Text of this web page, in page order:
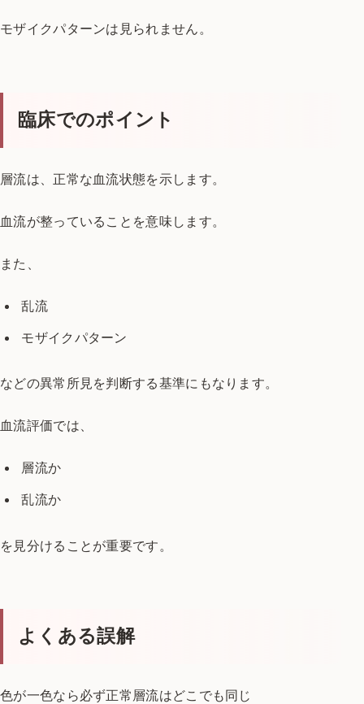
モザイクパターンは見られません。
臨床でのポイント
層流は、 正常な血流状態を示します。
血流が整っていることを意味します。
また、
乱流
モザイクパターン
などの異常所見を判断する基準にもなります。
血流評価では、
層流か
乱流か
を見分けることが重要です。
よくある誤解
色が一色なら必ず正常 層流はどこでも同じ